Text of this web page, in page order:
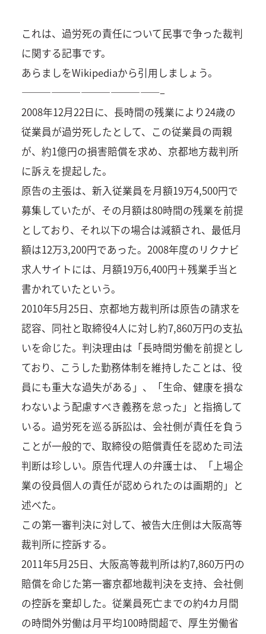
これは、過労死の責任について民事で争った裁判
に関する記事です。
あらましをWikipediaから引用しましょう。
——————————————–
2008年12月22日に、長時間の残業により24歳の
従業員が過労死したとして、この従業員の両親
が、約1億円の損害賠償を求め、京都地方裁判所
に訴えを提起した。
原告の主張は、新入従業員を月額19万4,500円で
募集していたが、その月額は80時間の残業を前提
としており、それ以下の場合は減額され、最低月
額は12万3,200円であった。2008年度のリクナビ
求人サイトには、月額19万6,400円＋残業手当と
書かれていたという。
2010年5月25日、京都地方裁判所は原告の請求を
認容、同社と取締役4人に対し約7,860万円の支払
いを命じた。判決理由は「長時間労働を前提とし
ており、こうした勤務体制を維持したことは、役
員にも重大な過失がある」、「生命、健康を損な
わないよう配慮すべき義務を怠った」と指摘して
いる。過労死を巡る訴訟は、会社側が責任を負う
ことが一般的で、取締役の賠償責任を認めた司法
判断は珍しい。原告代理人の弁護士は、「上場企
業の役員個人の責任が認められたのは画期的」と
述べた。
この第一審判決に対して、被告大庄側は大阪高等
裁判所に控訴する。
2011年5月25日、大阪高等裁判所は約7,860万円の
賠償を命じた第一審京都地裁判決を支持、会社側
の控訴を棄却した。従業員死亡までの約4カ月間
の時間外労働は月平均100時間超で、厚生労働省